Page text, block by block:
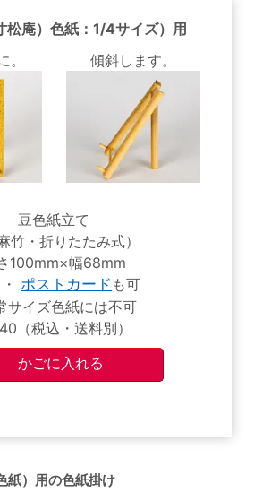
松庵）色紙：1/4サイズ）用
傾斜します。
豆色紙立て
竹・折りたたみ式）
100mm×幅68mm
・ ポストカード も可
サイズ色紙には不可
（税込・送料別）
紙）用の色紙掛け